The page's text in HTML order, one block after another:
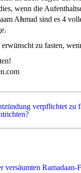
wenn die
Ahmad sind es 4
zu fasten,
verpflichtet zu
versäumten